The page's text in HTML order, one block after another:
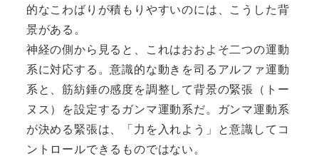
的なこわばりが積もりやすいのには、こうした背
景がある。
神経の側から見ると、これはおおよそ二つの運動
系に対応する。意識的な動きを司るアルファ運動
系と、筋紡錘の感度を調整して背景の緊張（トー
ヌス）を設定するガンマ運動系だ。ガンマ運動系
が決める緊張は、「力を入れよう」と意識してコ
ントロールできるものではない。